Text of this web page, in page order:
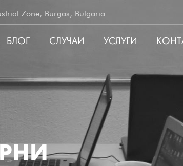
Zone, Burgas, Bulgaria
БЛОГ СЛУЧАИ УСЛУГИ